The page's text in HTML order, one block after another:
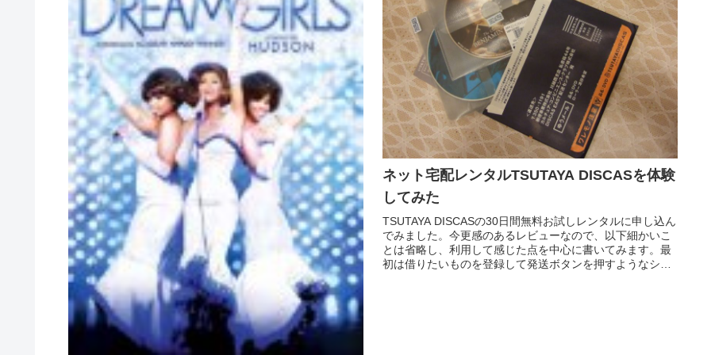
ネット宅配レンタルTSUTAYA DISCASを体験
してみた
TSUTAYA DISCASの30日間無料お試しレンタルに申し込ん
でみました。今更感のあるレビューなので、以下細かいこ
とは省略し、利用して感じた点を中心に書いてみます。最
初は借りたいものを登録して発送ボタンを押すようなシス